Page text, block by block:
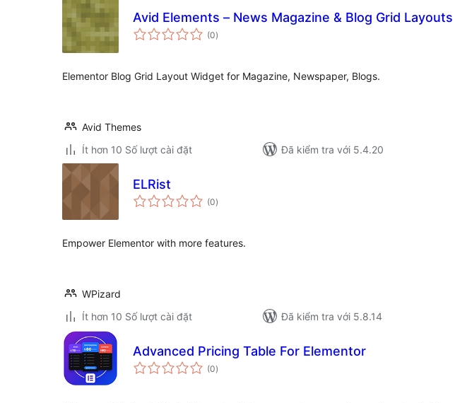
Avid Elements – News Magazine & Blog Grid Layouts
(0tổng
đánh
)
Elementor Blog Grid Layout Widget for Magazine, Newspaper, Blogs.
Avid Themes
Ít hơn 10 Số lượt cài đặt
Đã kiểm tra với 5.4.20
ELRist
(0tổng
đánh
)
Empower Elementor with more features.
WPizard
Ít hơn 10 Số lượt cài đặt
Đã kiểm tra với 5.8.14
Advanced Pricing Table For Elementor
(0tổng
đánh
)